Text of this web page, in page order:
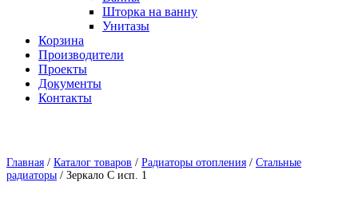
Шторка на ванну
Унитазы
Корзина
Производители
Проекты
Документы
Контакты
Главная / Каталог товаров / Радиаторы отопления / Стальные
радиаторы / Зеркало С исп. 1